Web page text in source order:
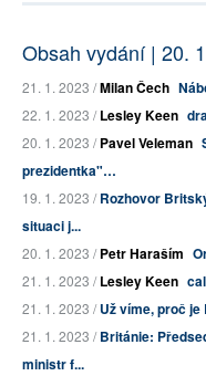
Obsah vydání | 20.
21. 1. 2023 /Milan Čech
22. 1. 2023 /Lesley Keen
20. 1. 2023 /Pavel Veleman
prezidentka"…
19. 1. 2023 /Rozhovor
situaci j...
20. 1. 2023 /Petr Haraším
21. 1. 2023 /Lesley Keen
21. 1. 2023 /Už víme, proč
21. 1. 2023 /Británie:
ministr f...